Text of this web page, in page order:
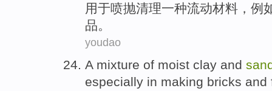
用于喷抛清理一种流动材料 ， 例
品 。
youdao
A mixture of moist clay and
especially in making bricks and